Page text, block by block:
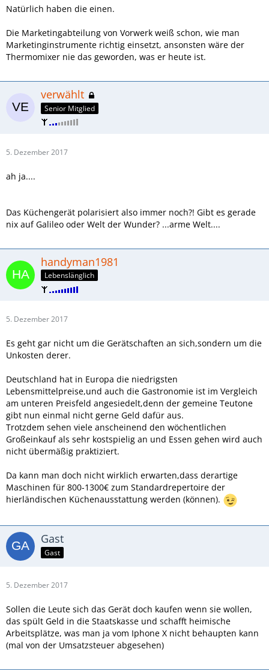
Natürlich haben die einen.
Die Marketingabteilung von Vorwerk weiß schon, wie man
Marketinginstrumente richtig einsetzt, ansonsten wäre der
Thermomixer nie das geworden, was er heute ist.
verwählt
Senior Mitglied
5. Dezember 2017
ah ja....
Das Küchengerät polarisiert also immer noch?! Gibt es gerade
nix auf Galileo oder Welt der Wunder? ...arme Welt....
handyman1981
Lebenslänglich
5. Dezember 2017
Es geht gar nicht um die Gerätschaften an sich,sondern um die
Unkosten derer.
Deutschland hat in Europa die niedrigsten
Lebensmittelpreise,und auch die Gastronomie ist im Vergleich
am unteren Preisfeld angesiedelt,denn der gemeine Teutone
gibt nun einmal nicht gerne Geld dafür aus.
Trotzdem sehen viele anscheinend den wöchentlichen
Großeinkauf als sehr kostspielig an und Essen gehen wird auch
nicht übermäßig praktiziert.
Da kann man doch nicht wirklich erwarten,dass derartige
Maschinen für 800-1300€ zum Standardrepertoire der
hierländischen Küchenausstattung werden (können).
Gast
Gast
5. Dezember 2017
Sollen die Leute sich das Gerät doch kaufen wenn sie wollen,
das spült Geld in die Staatskasse und schafft heimische
Arbeitsplätze, was man ja vom Iphone X nicht behaupten kann
(mal von der Umsatzsteuer abgesehen)